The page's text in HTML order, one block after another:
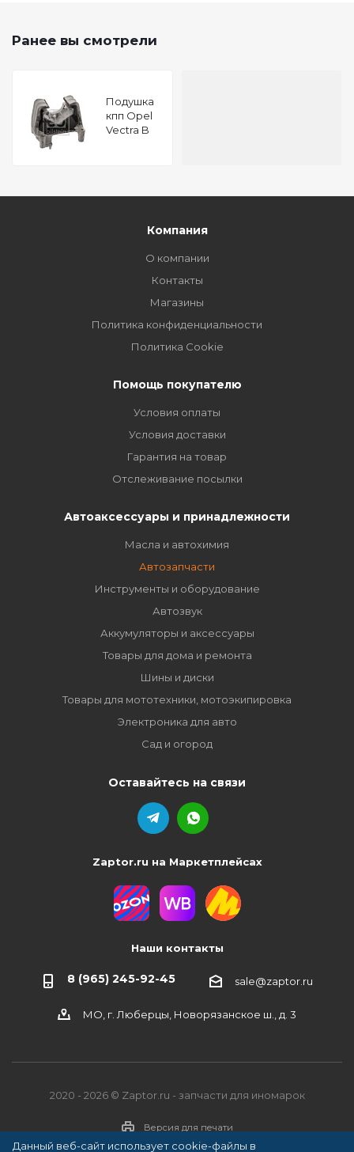
Ранее вы смотрели
Подушкa
кпп Opel
Vectra B
Компания
О компании
Контакты
Магазины
Политика конфиденциальности
Политика Cookie
Помощь покупателю
Условия оплаты
Условия доставки
Гарантия на товар
Отслеживание посылки
Автоаксессуары и принадлежности
Масла и автохимия
Автозапчасти
Инструменты и оборудование
Автозвук
Аккумуляторы и аксессуары
Товары для дома и ремонта
Шины и диски
Товары для мототехники, мотоэкипировка
Электроника для авто
Сад и огород
Оставайтесь на связи
Zaptor.ru на Маркетплейсах
Наши контакты
8 (965) 245-92-45 sale@zaptor.ru
МО, г. Люберцы, Новорязанское ш., д. 3
2020 - 2026 © Zaptor.ru - запчасти для иномарок
Версия для печати
Данный веб-сайт использует cookie-файлы в